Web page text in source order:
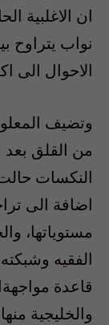
ان الاغلبية
نواب يتراوح
الاحوال الى
وتضيف
النكسات
اضافة الى
مستوياتها،
الفقيه
قاعدة
والخليجية